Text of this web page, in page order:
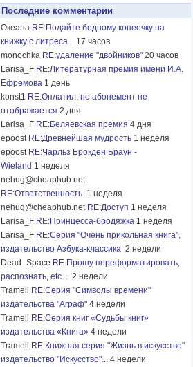
Последние комментарии
Океана RE:Подайте бедному копеечку на
книжку с литреса... 17 часов
monochka RE:удаление "двойников" 20 часов
Larisa_F RE:Литературная премия имени И.А.
Ефремова 1 день
konst1 RE:Оплатил, но абонемент не
отображается 2 дня
Larisa_F RE:Беляевская премия 4 дня
epoost RE:Древнейшая мудрость 1 неделя
epoost RE:Чарльз Брокден Браун -
Wieland 1 неделя
nehug@cheaphub.net
RE:Ответственность. 1 неделя
nehug@cheaphub.net RE:Доступ 1 неделя
Larisa_F RE:Принцесса-бродяжка 1 неделя
Larisa_F RE:Серия "Очень прикольная книга",
издательство Азбука-классика 2 недели
Dead_Space RE:Прошу переформатировать,
распознать, etc... 2 недели
Tramell
RE:Серия "Символы времени"
издательства "Аграф" 4 недели
Tramell
RE:Серия книг «Судьбы книг»
издательства «Книга» 4 недели
Tramell
RE:Книжная серия "Жизнь в искусстве"
издательство "Искусство"... 4 недели